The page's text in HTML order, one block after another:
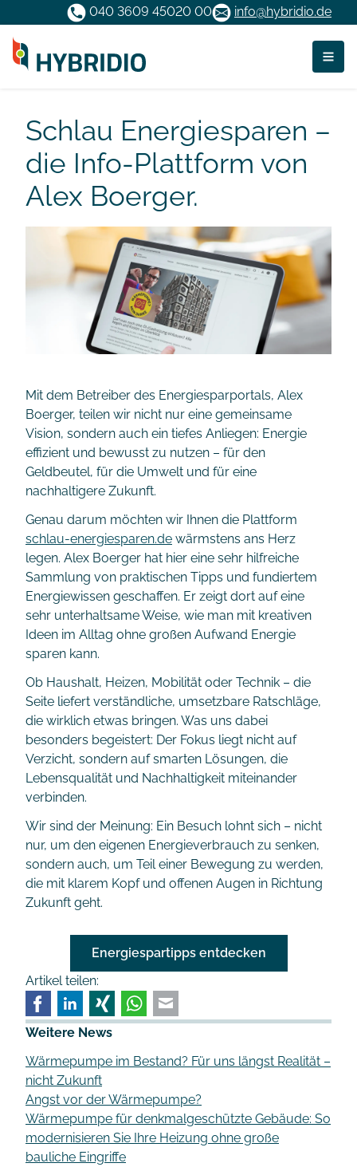
040 3609 45020 00 info@hybridio.de
Schlau Energiesparen –
die Info-Plattform von
Alex Boerger.
Mit dem Betreiber des Energiesparportals, Alex
Boerger, teilen wir nicht nur eine gemeinsame
Vision, sondern auch ein tiefes Anliegen: Energie
effizient und bewusst zu nutzen – für den
Geldbeutel, für die Umwelt und für eine
nachhaltigere Zukunft.
Genau darum möchten wir Ihnen die Plattform
schlau-energiesparen.de wärmstens ans Herz
legen. Alex Boerger hat hier eine sehr hilfreiche
Sammlung von praktischen Tipps und fundiertem
Energiewissen geschaffen. Er zeigt dort auf eine
sehr unterhaltsame Weise, wie man mit kreativen
Ideen im Alltag ohne großen Aufwand Energie
sparen kann.
Ob Haushalt, Heizen, Mobilität oder Technik – die
Seite liefert verständliche, umsetzbare Ratschläge,
die wirklich etwas bringen. Was uns dabei
besonders begeistert: Der Fokus liegt nicht auf
Verzicht, sondern auf smarten Lösungen, die
Lebensqualität und Nachhaltigkeit miteinander
verbinden.
Wir sind der Meinung: Ein Besuch lohnt sich – nicht
nur, um den eigenen Energieverbrauch zu senken,
sondern auch, um Teil einer Bewegung zu werden,
die mit klarem Kopf und offenen Augen in Richtung
Zukunft geht.
Energiespartipps entdecken
Artikel teilen:
FacebookLinkedInXing WhatsApp
Weitere News
Wärmepumpe im Bestand? Für uns längst Realität –
nicht Zukunft
Angst vor der Wärmepumpe?
Wärmepumpe für denkmalgeschützte Gebäude: So
modernisieren Sie Ihre Heizung ohne große
bauliche Eingriffe